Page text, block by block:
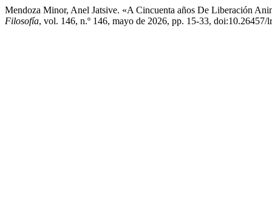
Mendoza Minor, Anel Jatsive. «A Cincuenta años De Liberación
Filosofía, vol. 146, n.º 146, mayo de 2026, pp. 15-33,